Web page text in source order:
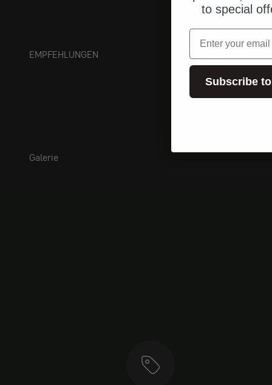
EMPFEHLUNGEN
Galerie
to special
Email
Subscribe